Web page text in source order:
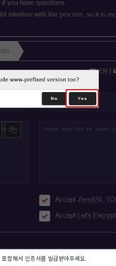
함해서 인증서를 발급받아주세요.